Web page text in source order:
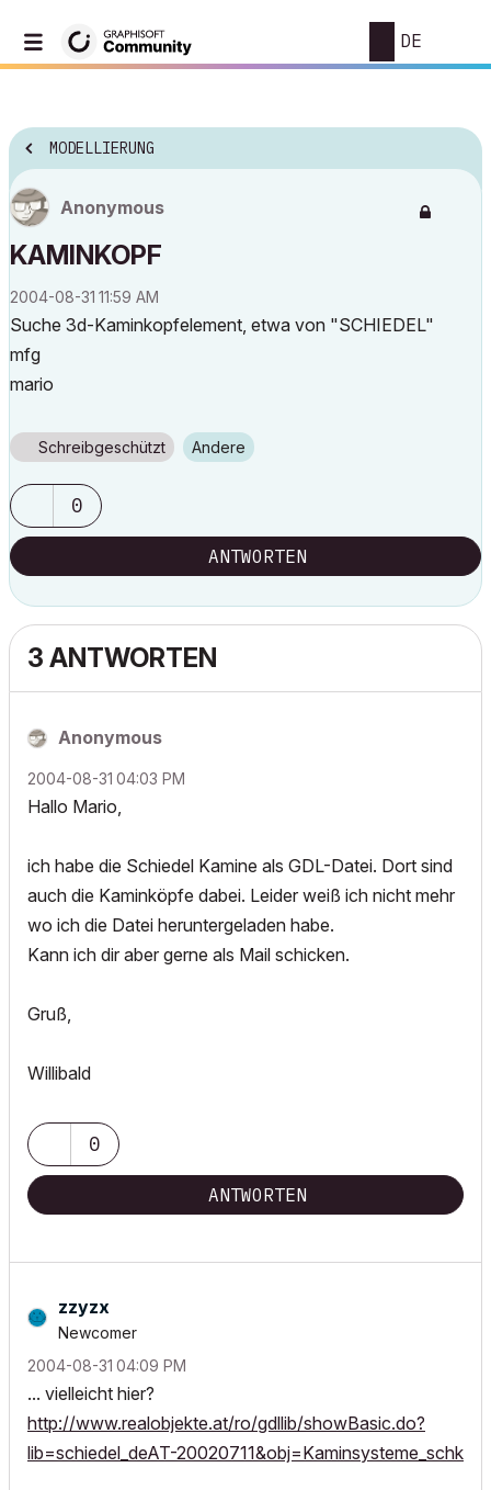
DE
MODELLIERUNG
Anonymous
KAMINKOPF
‎2004-08-31 11:59 AM
Suche 3d-Kaminkopfelement, etwa von "SCHIEDEL"
mfg
mario
Schreibgeschützt Andere
0
ANTWORTEN
3 ANTWORTEN
Anonymous
‎2004-08-31 04:03 PM
Hallo Mario,
ich habe die Schiedel Kamine als GDL-Datei. Dort sind
auch die Kaminköpfe dabei. Leider weiß ich nicht mehr
wo ich die Datei heruntergeladen habe.
Kann ich dir aber gerne als Mail schicken.
Gruß,
Willibald
0
ANTWORTEN
zzyzx
Newcomer
‎2004-08-31 04:09 PM
... vielleicht hier?
http://www.realobjekte.at/ro/gdllib/showBasic.do?
lib=schiedel_deAT-20020711&obj=Kaminsysteme_schk